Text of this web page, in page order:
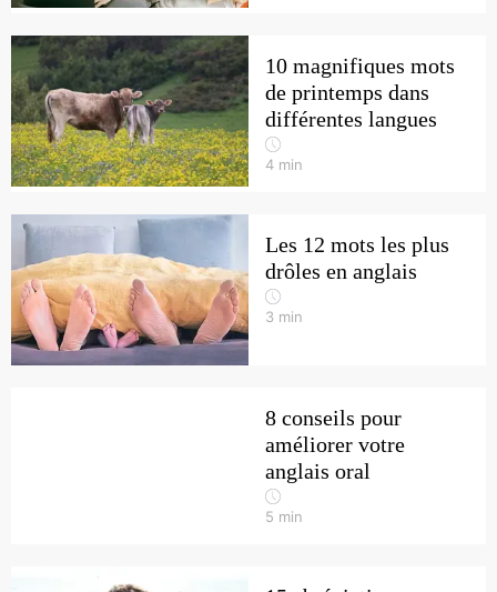
10 magnifiques mots
de printemps dans
différentes langues
4 min
Les 12 mots les plus
drôles en anglais
3 min
8 conseils pour
améliorer votre
anglais oral
5 min